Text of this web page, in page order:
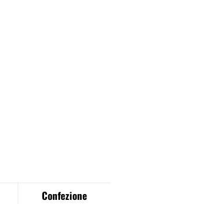
Confezione